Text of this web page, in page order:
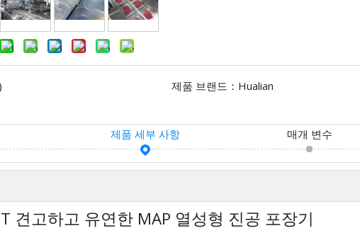
제품 브랜드： Hualian
제품 세부 사항 매개 변수
견고하고 유연한 MAP 열성형 진공 포장기